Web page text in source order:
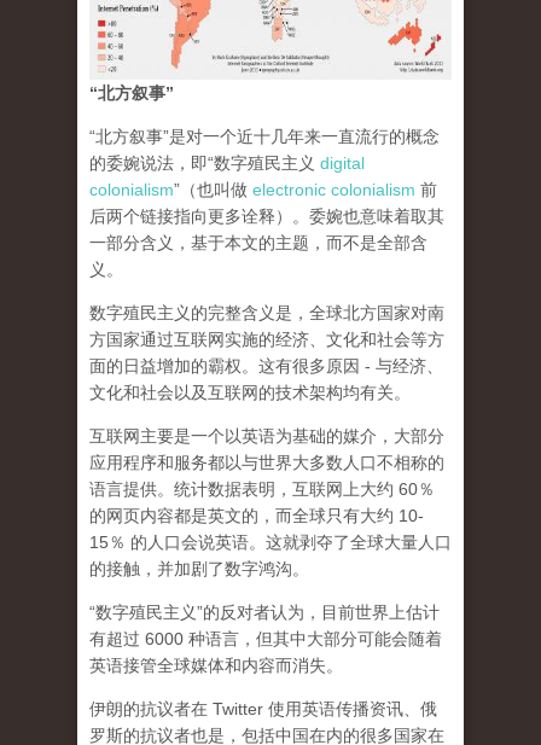
“北方叙事”
“北方叙事”是对一个近十几年来一直流行的概念
的委婉说法，即“数字殖民主义 digital
colonialism”（也叫做 electronic colonialism 前
后两个链接指向更多诠释）。委婉也意味着取其
一部分含义，基于本文的主题，而不是全部含
义。
数字殖民主义的完整含义是，全球北方国家对南
方国家通过互联网实施的经济、文化和社会等方
面的日益增加的霸权。这有很多原因 - 与经济、
文化和社会以及互联网的技术架构均有关。
互联网主要是一个以英语为基础的媒介，大部分
应用程序和服务都以与世界大多数人口不相称的
语言提供。统计数据表明，互联网上大约 60％
的网页内容都是英文的，而全球只有大约 10-
15％ 的人口会说英语。这就剥夺了全球大量人口
的接触，并加剧了数字鸿沟。
“数字殖民主义”的反对者认为，目前世界上估计
有超过 6000 种语言，但其中大部分可能会随着
英语接管全球媒体和内容而消失。
伊朗的抗议者在 Twitter 使用英语传播资讯、俄
罗斯的抗议者也是，包括中国在内的很多国家在